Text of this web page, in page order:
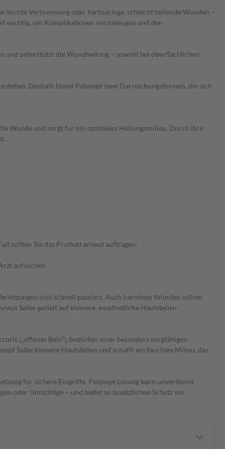
leichte Verbrennung oder hartnäckige, schlecht heilende Wunden –
wichtig, um Komplikationen vorzubeugen und den
und unterstützt die Wundheilung – sowohl bei oberflächlichen
Deshalb bietet Polysept zwei Darreichungsformen, die sich
Wunde und sorgt für ein optimales Heilungsmilieu. Durch ihre
sollten Sie das Produkt erneut auftragen.
aufsuchen.
sind schnell passiert. Auch harmlose Wunden sollten
Salbe gezielt auf kleinere, empfindliche Hautstellen
(„offenes Bein“), bedürfen einer besonders sorgfältigen
Salbe kleinere Hautstellen und schafft ein feuchtes Milieu, das
für sichere Eingriffe. Polysept Lösung kann unverdünnt
oder Umschläge – und bietet so zusätzlichen Schutz vor